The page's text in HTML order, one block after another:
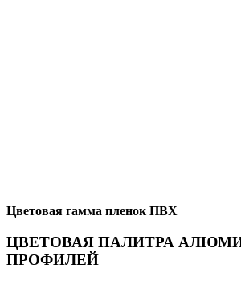
Цветовая гамма пленок ПВХ
ЦВЕТОВАЯ ПАЛИТРА
ПРОФИЛЕЙ